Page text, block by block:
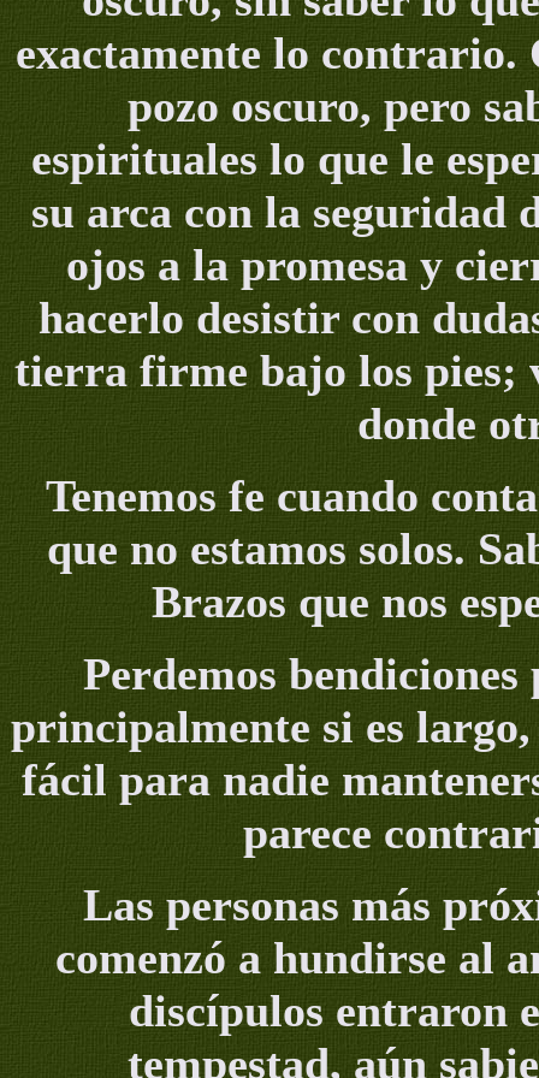
exactamente lo contrario.
pozo oscuro, pero
espirituales lo que le
su arca con la seguridad
ojos a la promesa y
hacerlo desistir con
tierra firme bajo los pies;
donde
Tenemos fe cuando
que no estamos solos.
Brazos que nos
Perdemos
principalmente si es largo,
fácil para nadie
parece
Las personas más
comenzó a hundirse al
discípulos entraron
tempestad, aún